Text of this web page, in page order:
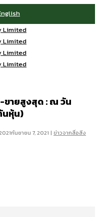
ายสูงสุด : ณ วัน
นหุ้น)
กันยายน 7, 2021 | ข่าวจากสื่อสิ่ง